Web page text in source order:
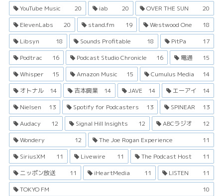
YouTube Music
20 iab 20 OVER THE SUN
20
ElevenLabs
20 stand.fm 19 Westwood One
18
Libsyn
18 Sounds Profitable 18 PitPa
17
Podtrac
16 Podcast Studio Chronicle 16 電通
15
Whisper
15 Amazon Music 15 Cumulus Media
14
オトナル
14 吉本興業 14 JAVE 14 エーアイ
14
Nielsen
13 Spotify for Podcasters 13 SPINEAR
13
Audacy
12 Signal Hill Insights 12 ABCラジオ
12
Wondery
12 The Joe Rogan Experience
11
SiriusXM
11 Livewire 11 The Podcast Host
11
ニッポン放送
11 iHeartMedia 11 LISTEN
11
TOKYO FM
10